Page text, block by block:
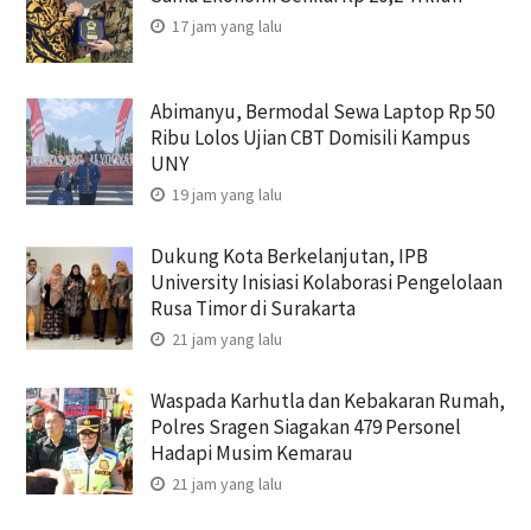
17 jam yang lalu
Abimanyu, Bermodal Sewa Laptop Rp 50
Ribu Lolos Ujian CBT Domisili Kampus
UNY
19 jam yang lalu
Dukung Kota Berkelanjutan, IPB
University Inisiasi Kolaborasi Pengelolaan
Rusa Timor di Surakarta
21 jam yang lalu
Waspada Karhutla dan Kebakaran Rumah,
Polres Sragen Siagakan 479 Personel
Hadapi Musim Kemarau
21 jam yang lalu